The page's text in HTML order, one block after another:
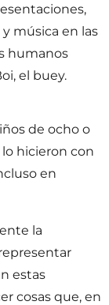
música en las
humanos
el buey.
de ocho o
hicieron con
en
la
estas
cosas que, en